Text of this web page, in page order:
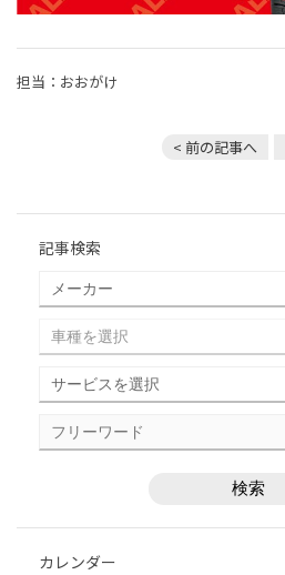
担当：おおがけ
< 前の記事へ
記事検索
カレンダー